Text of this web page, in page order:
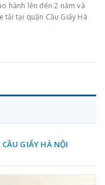
hành lên đến 2 năm và
tải tại quận Cầu Giấy Hà
GIẤY HÀ NỘI